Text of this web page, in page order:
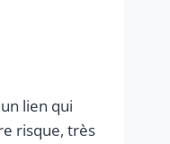
lien qui
risque, très